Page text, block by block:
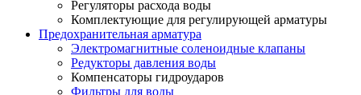
Регуляторы расхода воды
Комплектующие для регулирующей арматуры
Предохранительная арматура
Электромагнитные соленоидные клапаны
Редукторы давления воды
Компенсаторы гидроударов
Фильтры для воды